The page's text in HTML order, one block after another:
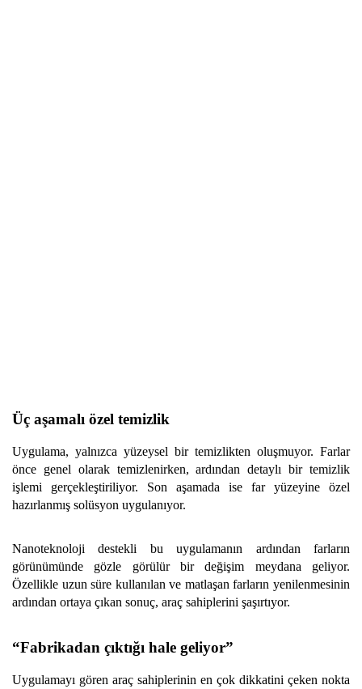
Üç aşamalı özel temizlik
Uygulama, yalnızca yüzeysel bir temizlikten oluşmuyor. Farlar
önce genel olarak temizlenirken, ardından detaylı bir temizlik
işlemi gerçekleştiriliyor. Son aşamada ise far yüzeyine özel
hazırlanmış solüsyon uygulanıyor.
Nanoteknoloji destekli bu uygulamanın ardından farların
görünümünde gözle görülür bir değişim meydana geliyor.
Özellikle uzun süre kullanılan ve matlaşan farların yenilenmesinin
ardından ortaya çıkan sonuç, araç sahiplerini şaşırtıyor.
“Fabrikadan çıktığı hale geliyor”
Uygulamayı gören araç sahiplerinin en çok dikkatini çeken nokta